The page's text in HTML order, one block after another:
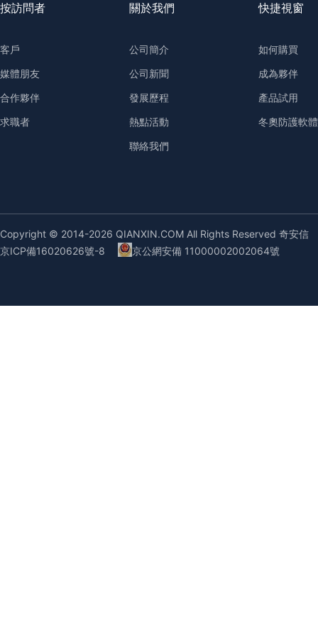
2．2．2基於數據庫
2．2．3基於操作系
第3章漏洞掃描系統
3．1數據分析
3．1．3漏洞掃描結
3．2．1漏洞掃描系
按訪問者
客戶
媒體朋友
合作夥伴
求職者
關於我們
公司簡介
公司新聞
發展歷程
熱點活動
聯絡我們
快捷視窗
如何購買
成為夥伴
產品試用
冬奧防護軟體
Copyright © 2014-2026 QIANXIN.COM All Rights Reserved 奇安信
京ICP備16020626號-8
京公網安備 11000002002064號